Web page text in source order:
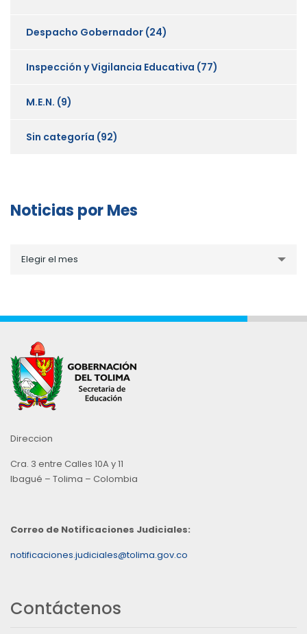
Despacho Gobernador (24)
Inspección y Vigilancia Educativa (77)
M.E.N. (9)
Sin categoría (92)
Noticias por Mes
porElegir el mes
Direccion
Cra. 3 entre Calles 10A y 11
Ibagué – Tolima – Colombia
Correo de Notificaciones Judiciales:
notificaciones.judiciales@tolima.gov.co
Contáctenos